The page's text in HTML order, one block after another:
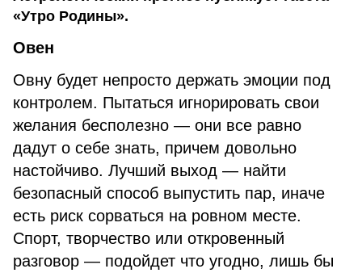
«Утро Родины».
Овен
Овну будет непросто держать эмоции под
контролем. Пытаться игнорировать свои
желания бесполезно — они все равно
дадут о себе знать, причем довольно
настойчиво. Лучший выход — найти
безопасный способ выпустить пар, иначе
есть риск сорваться на ровном месте.
Спорт, творчество или откровенный
разговор — подойдет что угодно, лишь бы